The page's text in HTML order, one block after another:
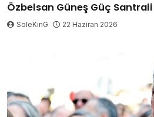
Özbelsan Güneş Güç Santrali
SoleKinG 22 Haziran 2026